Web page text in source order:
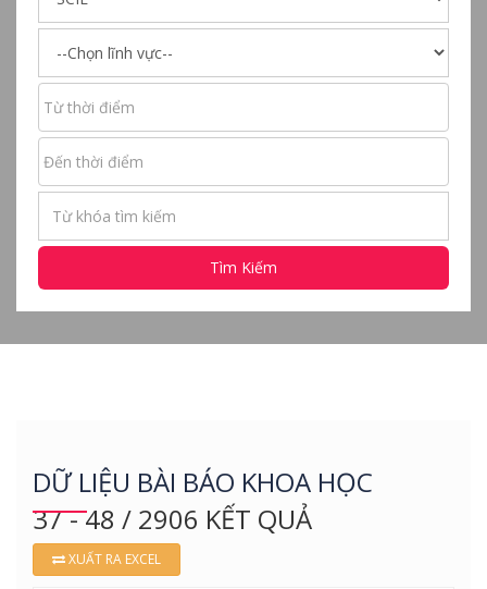
Tìm Kiếm
DỮ LIỆU BÀI BÁO KHOA HỌC
37 - 48 / 2906 KẾT QUẢ
XUẤT RA EXCEL